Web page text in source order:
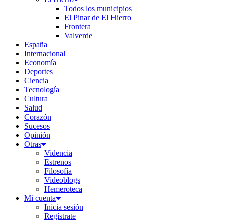
Todos los municipios
El Pinar de El Hierro
Frontera
Valverde
España
Internacional
Economía
Deportes
Ciencia
Tecnología
Cultura
Salud
Corazón
Sucesos
Opinión
Otras
Videncia
Estrenos
Filosofía
Videoblogs
Hemeroteca
Mi cuenta
Inicia sesión
Regístrate